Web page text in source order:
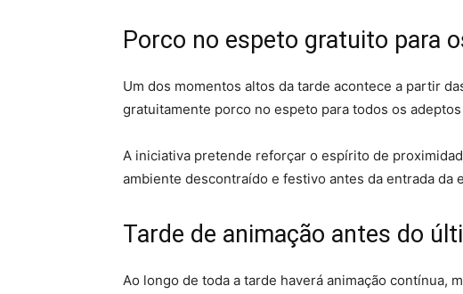
Porco no espeto gratuito para
Um dos momentos altos da tarde acontece a partir
gratuitamente porco no espeto para todos os
A iniciativa pretende reforçar o espírito de
ambiente descontraído e festivo antes da entrada da
Tarde de animação antes do
Ao longo de toda a tarde haverá animação contínua,